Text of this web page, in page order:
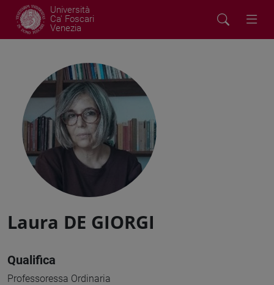
Università
Ca' Foscari
Venezia
Laura DE GIORGI
Qualifica
Professoressa Ordinaria